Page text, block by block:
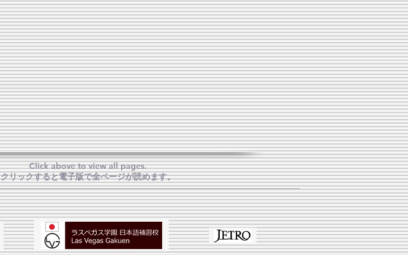
Click above to view all pages.
クリックすると電子版で全ページが読めます。